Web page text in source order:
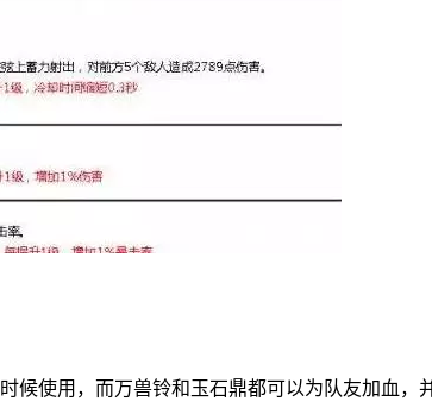
候使用，而万兽铃和玉石鼎都可以为队友加血，